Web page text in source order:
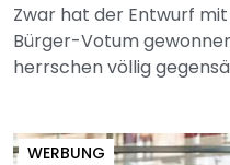
Zwar hat der Entwurf
Bürger-Votum
herrschen völlig
WERBUNG